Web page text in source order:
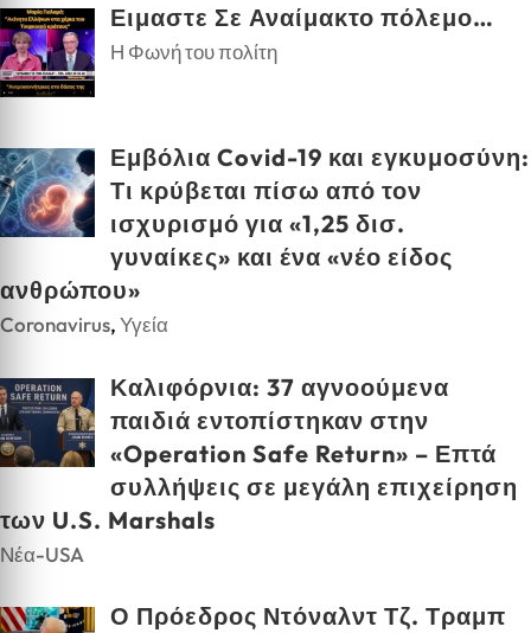
Ειμαστε Σε Αναίμακτο πόλεμο…
Η Φωνή του πολίτη
Εμβόλια Covid-19 και εγκυμοσύνη:
Τι κρύβεται πίσω από τον
ισχυρισμό για «1,25 δισ.
γυναίκες» και ένα «νέο είδος
ανθρώπου»
Coronavirus,Υγεία
Καλιφόρνια: 37 αγνοούμενα
παιδιά εντοπίστηκαν στην
«Operation Safe Return» – Επτά
συλλήψεις σε μεγάλη επιχείρηση
των U.S. Marshals
Νέα-USA
Ο Πρόεδρος Ντόναλντ Τζ. Τραμπ